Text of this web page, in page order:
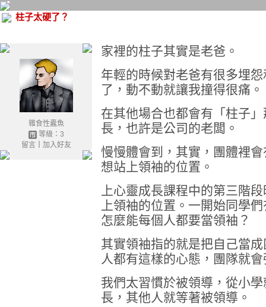
柱子太硬了？
雜食性蠹魚
等級：3
留言｜ 加入好友
家裡的柱子其實是老爸。
年輕的時候對老爸有很多埋
了，動不動就讓我撞得很痛。
在其他場合也都會有「柱子
長，也許是公司的老闆。
慢慢體會到，其實，團體裡
想站上領袖的位置。
上心靈成長課程中的第三階
上領袖的位置。一開始同學
怎麼能每個人都要當領袖？
其實領袖指的就是把自己當
人都有這樣的心態，團隊就
我們太習慣於被領導，從小
長，其他人就等著被領導。